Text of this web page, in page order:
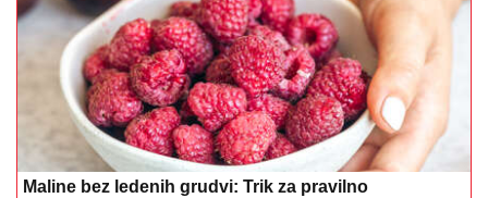
Maline bez ledenih grudvi: Trik za pravilno